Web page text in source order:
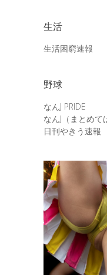
生活
生活困窮速報
野球
なんJ PRIDE
なんJ（まとめて
日刊やきう速報